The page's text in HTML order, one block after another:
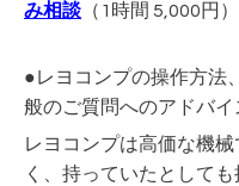
み相談 （1時間 5,000円
●レヨコンプの操作方法
般のご質問へのアドバイ
レヨコンプは高価な機
く、持っていたとして